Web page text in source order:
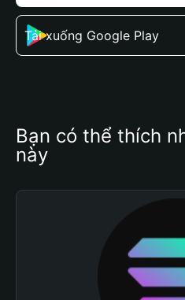
Tải xuống Google Play
Bạn có thể thích
này